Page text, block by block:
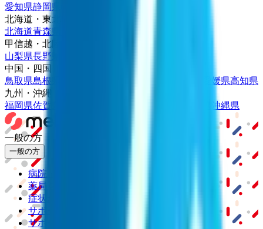
愛知県静岡県
北海道・東北
北海道青森県
甲信越・北陸
山梨県長野県
中国・四国
鳥取県島根県 愛媛県高知県
九州・沖縄
福岡県佐賀県 沖縄県
一般の方
一般の方
病院・診療所をさがす
薬局をさがす
症状からさがす
サポート
サポート環境